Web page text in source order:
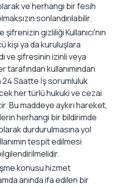
ve herhangi bir fesih
sonlandırılabilir.
şifrenizin gizliliği Kullanıcı'nın
kişi ya da kuruluşlara
ve şifresinin izinli veya
kullanımından
Saatte İş sorumluluk
her türlü hukuki ve cezai
Bu maddeye aykırı hareket,
herhangi bir bildirimde
durdurulmasına yol
tespit edilmesi
konusu hizmet
anında ifa edilen bir